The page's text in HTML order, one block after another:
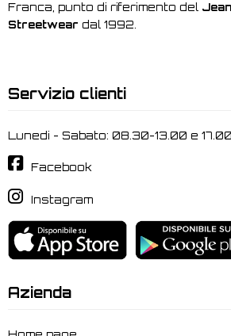
Franca, punto di riferimento del
Streetwear dal 1992.
Servizio clienti
Lunedi - Sabato: 08.30-13.00 e
Facebook
Instagram
Azienda